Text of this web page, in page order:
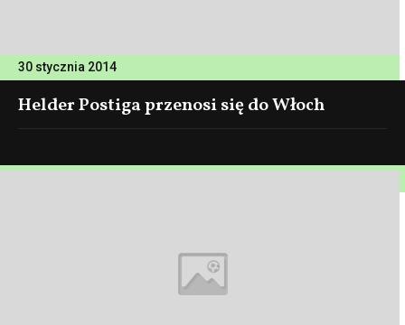
30 stycznia 2014
Helder Postiga przenosi się do Włoch